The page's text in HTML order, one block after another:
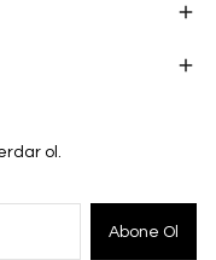
ol.
Abone Ol